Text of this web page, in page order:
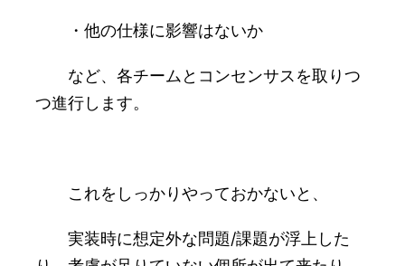
・他の仕様に影響はないか
など、各チームとコンセンサスを取りつ
つ進行します。
これをしっかりやっておかないと、
実装時に想定外な問題/課題が浮上した